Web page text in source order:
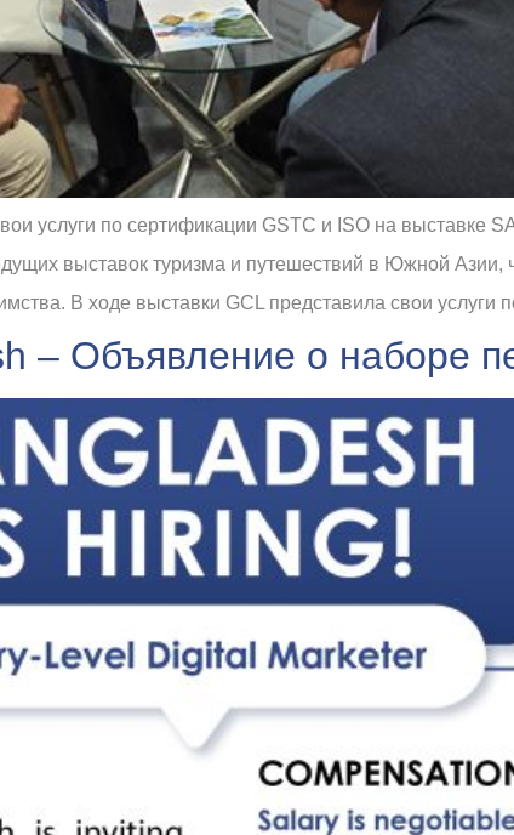
услуги по сертификации GSTC и ISO на выставке
выставок туризма и путешествий в Южной
В ходе выставки GCL представила свои услуги
– Объявление о наборе